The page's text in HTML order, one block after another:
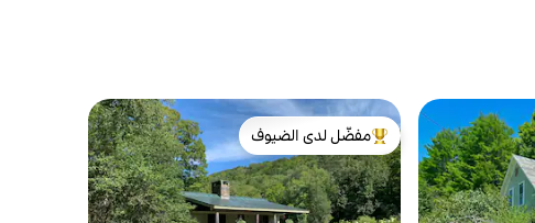
من أبرز البيوت المفضّلة لدى الضيوف
مفضّل لدى الضيوف